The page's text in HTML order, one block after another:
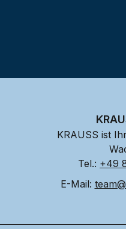
KRAUSS ist
Tel.: +49
E-Mail: